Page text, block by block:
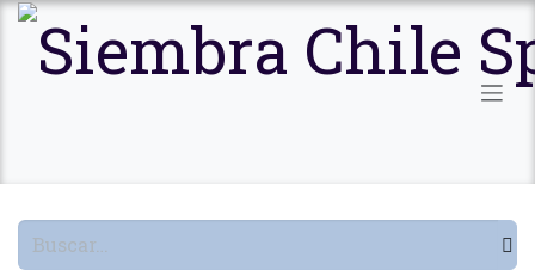
Ir al contenido